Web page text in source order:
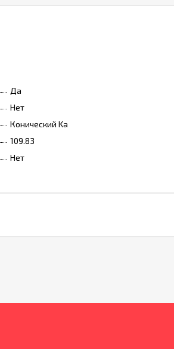
Да
Нет
Конический Ka
109.83
Нет